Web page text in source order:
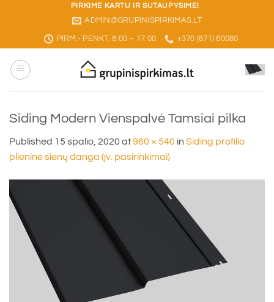
PIRKIME KARTU IR SUTAUPYSIME!
ADMIN@GRUPINISPIRKIMAS.LT
PIRM.- PENKT. 8:00 – 17:00 +370 (671) 60080
Siding Modern Vienspalvė Tamsiai pilka
Published 15 spalio, 2020 at960 × 540 in Siding profilio
plieninė sienų danga (įv. pasirinkimai)